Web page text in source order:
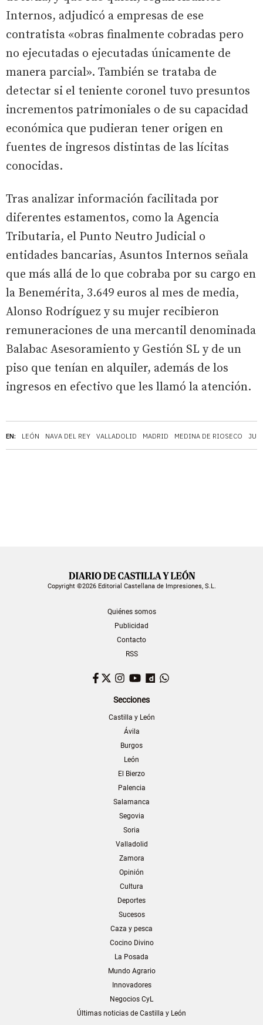
EN: LEÓN NAVA DEL REY VALLADOLID MADRID MEDINA DE RIOSECO
Internos, adjudicó a empresas de ese
contratista «obras finalmente cobradas pero
no ejecutadas o ejecutadas únicamente de
manera parcial». También se trataba de
detectar si el teniente coronel tuvo presuntos
incrementos patrimoniales o de su capacidad
económica que pudieran tener origen en
fuentes de ingresos distintas de las lícitas
conocidas.
Tras analizar información facilitada por
diferentes estamentos, como la Agencia
Tributaria, el Punto Neutro Judicial o
entidades bancarias, Asuntos Internos señala
que más allá de lo que cobraba por su cargo en
la Benemérita, 3.649 euros al mes de media,
Alonso Rodríguez y su mujer recibieron
remuneraciones de una mercantil denominada
Balabac Asesoramiento y Gestión SL y de un
piso que tenían en alquiler, además de los
ingresos en efectivo que les llamó la atención.
Copyright ©2026 Editorial Castellana de Impresiones, S.L.
Quiénes somos
Publicidad
Contacto
RSS
Facebook
TwitterInstagram
YouTubeDailymotion
Secciones
Castilla y León
Ávila
Burgos
León
El Bierzo
Palencia
Salamanca
Segovia
Soria
Valladolid
Zamora
Opinión
Cultura
Deportes
Sucesos
Caza y pesca
Cocino Divino
La Posada
Mundo Agrario
Innovadores
Negocios CyL
Últimas noticias de Castilla y León